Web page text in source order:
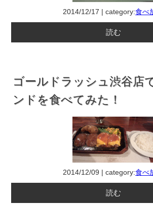
2014/12/17 | category:食べ
読む
ゴールドラッシュ渋谷店
ンドを食べてみた！
2014/12/09 | category:食べ
読む